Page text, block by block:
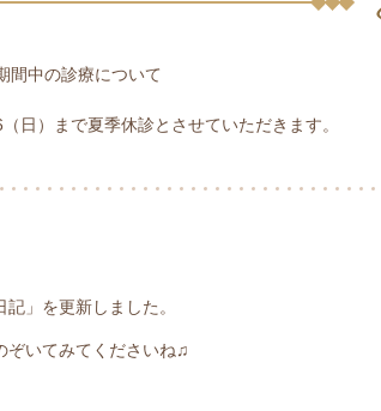
間中の診療について
日）まで夏季休診とさせていただきます。
」を更新しました。
ぞいてみてくださいね♫